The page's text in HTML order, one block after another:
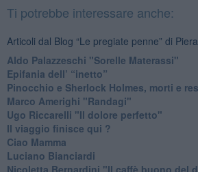
Ti potrebbe interessare anche:
Articoli dal Blog “Le pregiate penne” di
​Aldo Palazzeschi "Sorelle Materassi"
​Epifania dell’ “inetto”
Pinocchio e Sherlock Holmes, morti e
​Marco Amerighi "Randagi"
Ugo Riccarelli "Il dolore perfetto"
​Il viaggio finisce qui ?
​Ciao Mamma
​Luciano Bianciardi
​Nicoletta Bernardini "Il caffè buono del